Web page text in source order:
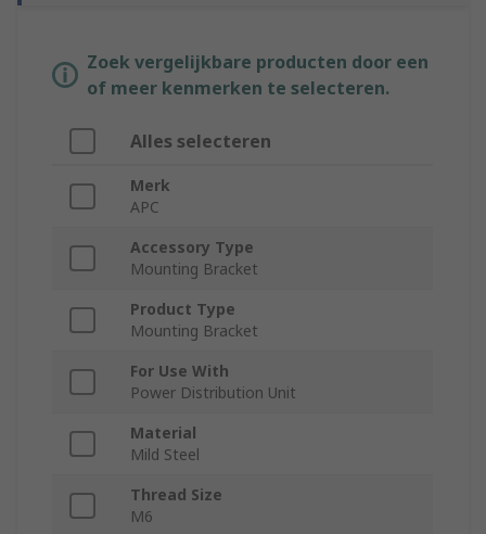
Zoek vergelijkbare producten door een
of meer kenmerken te selecteren.
Alles selecteren
Merk
APC
Accessory Type
Mounting Bracket
Product Type
Mounting Bracket
For Use With
Power Distribution Unit
Material
Mild Steel
Thread Size
M6